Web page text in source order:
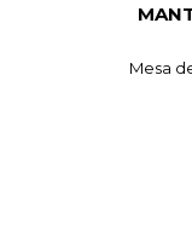
Mesa